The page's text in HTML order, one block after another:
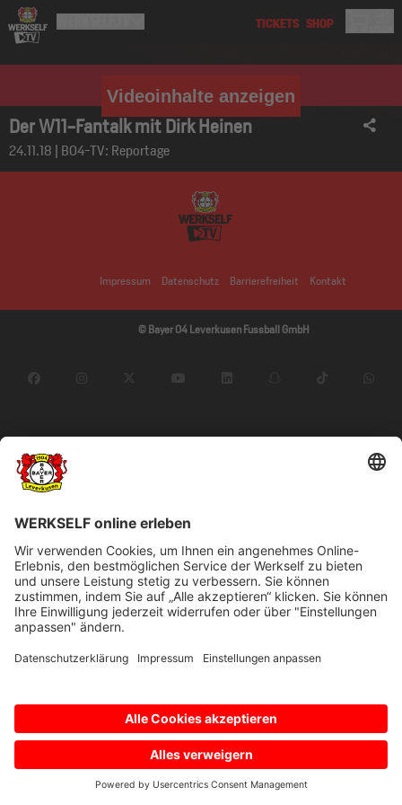
Videoinhalte anzeigen
Der W11-Fantalk mit Dirk Heinen
24.11.18 | B04-TV: Reportage
Impressum Datenschutz Barrierefreiheit Kontakt
© Bayer 04 Leverkusen Fussball GmbH